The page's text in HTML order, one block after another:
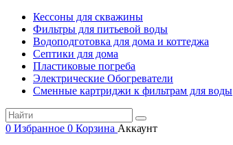
Кессоны для скважины
Фильтры для питьевой воды
Водоподготовка для дома и коттеджа
Септики для дома
Пластиковые погреба
Электрические Обогреватели
Сменные картриджи к фильтрам для воды
0 Избранное 0 Корзина Аккаунт